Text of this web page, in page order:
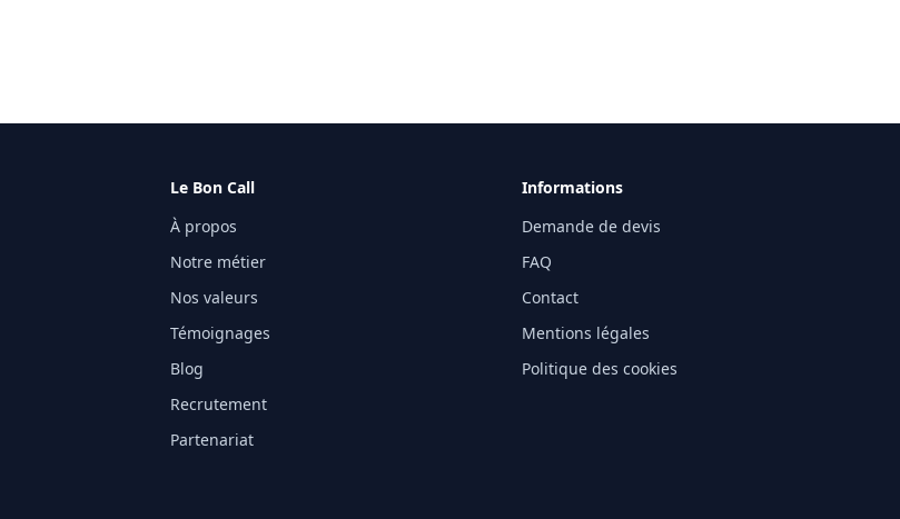
Le Bon Call
À propos
Notre métier
Nos valeurs
Témoignages
Blog
Recrutement
Partenariat
Informations
Demande de devis
FAQ
Contact
Mentions légales
Politique des cookies